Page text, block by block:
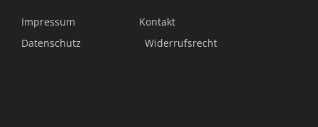
Impressum
Kontakt
Datenschutz
Widerrufsrecht